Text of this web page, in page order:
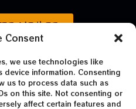
Consent
we use technologies like
information. Consenting
us to process data such as
on this site. Not consenting or
affect certain features and
me hier